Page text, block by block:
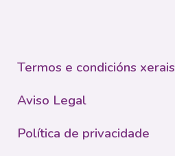
Termos e condicións xerais
Aviso Legal
Política de privacidade